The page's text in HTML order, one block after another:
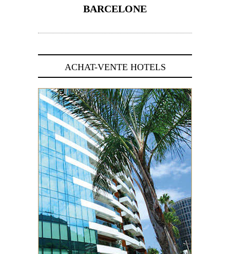
BARCELONE
ACHAT-VENTE HOTELS